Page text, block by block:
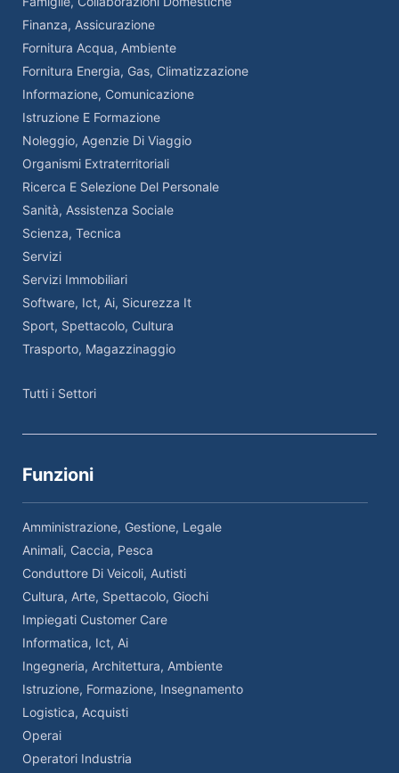
Finanza, Assicurazione
Fornitura Acqua, Ambiente
Fornitura Energia, Gas, Climatizzazione
Informazione, Comunicazione
Istruzione E Formazione
Noleggio, Agenzie Di Viaggio
Organismi Extraterritoriali
Ricerca E Selezione Del Personale
Sanità, Assistenza Sociale
Scienza, Tecnica
Servizi
Servizi Immobiliari
Software, Ict, Ai, Sicurezza It
Sport, Spettacolo, Cultura
Trasporto, Magazzinaggio
Tutti i Settori
Funzioni
Amministrazione, Gestione, Legale
Animali, Caccia, Pesca
Conduttore Di Veicoli, Autisti
Cultura, Arte, Spettacolo, Giochi
Impiegati Customer Care
Informatica, Ict, Ai
Ingegneria, Architettura, Ambiente
Istruzione, Formazione, Insegnamento
Logistica, Acquisti
Operai
Operatori Industria